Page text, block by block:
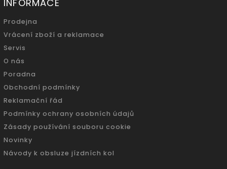
INFORMACE
Prodejna
Vrácení zboží a reklamace
Servis
O nás
Poradna
Obchodní podmínky
Reklamační řád
Podmínky ochrany osobních údajů
Zásady používání souboru cookie
Novinky
Návody k obsluze jízdních kol